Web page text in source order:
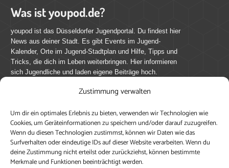
Zustimmung verwalten
Um dir ein optimales Erlebnis zu bieten, verwenden wir Technologien wie
Cookies, um Geräteinformationen zu speichern und/oder darauf zuzugreifen.
Wenn du diesen Technologien zustimmst, können wir Daten wie das
Surfverhalten oder eindeutige IDs auf dieser Website verarbeiten. Wenn du
deine Zustimmung nicht erteilst oder zurückziehst, können bestimmte
Merkmale und Funktionen beeinträchtigt werden.
Was ist youpod.de?
youpod ist das Düsseldorfer Jugendportal. Du findest hier
News aus deiner Stadt. Es gibt Events im Jugend-
Kalender, Orte im Jugend-Stadtplan und Hilfe, Tipps und
Tricks, die dich im Leben weiterbringen. Hier informieren
sich Jugendliche und laden eigene Beiträge hoch.
youpod.de lebt von Menschen wie dir. Sammel
journalistische Erfahrung, teile deine Perspektive und
veröffentliche deine Beiträge auf youpod.de.Du musst
dich anmelden, um alle Funktionen nutzen zu können, ein
Profil anzulegen, eigene Beiträge hochzuladen und zu